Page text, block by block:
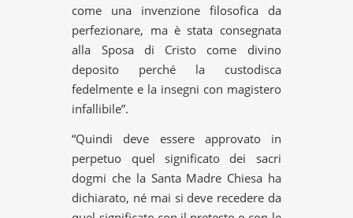
come una invenzione filosofica da
perfezionare, ma è stata consegnata
alla Sposa di Cristo come divino
deposito perché la custodisca
fedelmente e la insegni con magistero
infallibile”.
“Quindi deve essere approvato in
perpetuo quel significato dei sacri
dogmi che la Santa Madre Chiesa ha
dichiarato, né mai si deve recedere da